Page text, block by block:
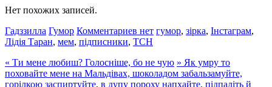
Нет похожих записей.
Гадззилла Гумор Комментариев нет гумор, зірка, Інстаграм,
Лідія Таран, мем, підписники, ТСН
« Ти мене любиш? Голосніше, бо не чую » Як умру то
поховайте мене на Мальдівах, шоколадом забальзамуйте,
горілкою заспиртуйте, в дупу пороху напхайте, підпаліть й